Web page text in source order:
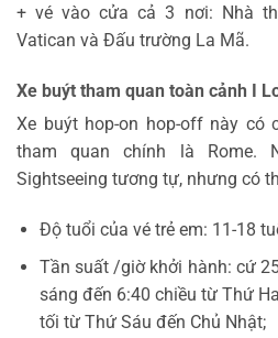
+ vé vào cửa cả 3 nơi: Nhà
Vatican và Đấu trường La Mã.
Xe buýt tham quan toàn cảnh I
Xe buýt hop-on hop-off này có
tham quan chính là Rome.
Sightseeing tương tự, nhưng có
Độ tuổi của vé trẻ em: 11-18
Tần suất /giờ khởi hành: cứ
sáng đến 6:40 chiều từ Thứ
tối từ Thứ Sáu đến Chủ Nhật;